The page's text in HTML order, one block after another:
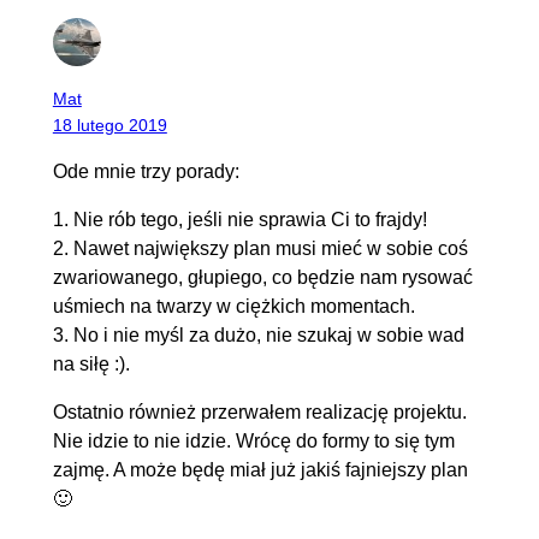
Mat
18 lutego 2019
Ode mnie trzy porady:
1. Nie rób tego, jeśli nie sprawia Ci to frajdy!
2. Nawet największy plan musi mieć w sobie coś
zwariowanego, głupiego, co będzie nam rysować
uśmiech na twarzy w ciężkich momentach.
3. No i nie myśl za dużo, nie szukaj w sobie wad
na siłę :).
Ostatnio również przerwałem realizację projektu.
Nie idzie to nie idzie. Wrócę do formy to się tym
zajmę. A może będę miał już jakiś fajniejszy plan
🙂